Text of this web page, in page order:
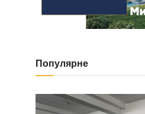
Популярне